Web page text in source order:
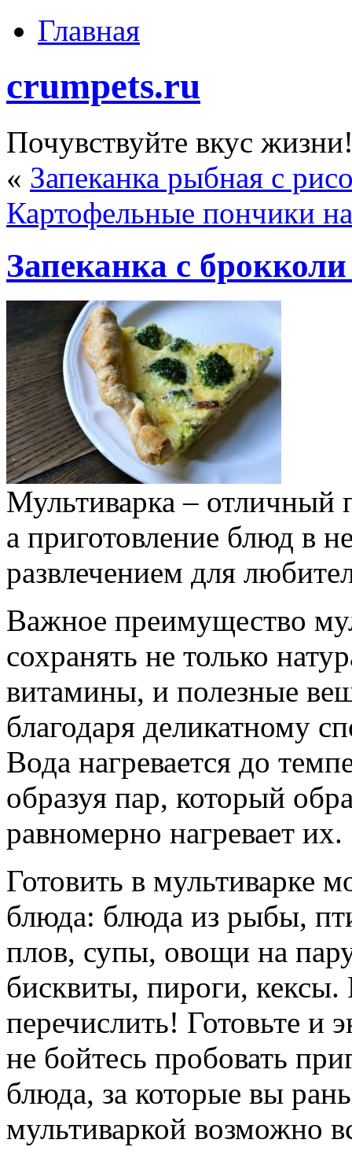
Главная
crumpets.ru
Почувствуйте вкус
« Запеканка рыбная с
Картофельные пончики
Запеканка с
Мультиварка –
а приготовление блюд в
развлечением для
Важное преимущество
сохранять не только
витамины, и полезные
благодаря деликатному
Вода нагревается до
образуя пар, который
равномерно нагревает их.
Готовить в мультиварке
блюда: блюда из рыбы,
плов, супы, овощи на
бисквиты, пироги,
перечислить! Готовьте и
не бойтесь пробовать
блюда, за которые вы
мультиваркой возможно